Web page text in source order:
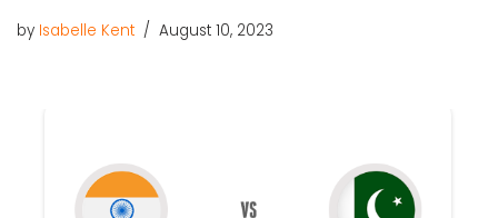
by Isabelle Kent August 10, 2023